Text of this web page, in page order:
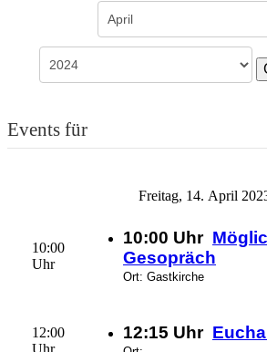
Events für
Freitag, 14. April
10:00
Uhr
10:00 Uhr
Gesopräch
Ort: Gastkirche
12:00
12:15 Uhr